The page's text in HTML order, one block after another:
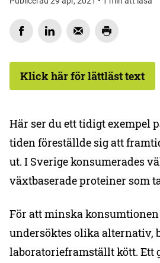
Klick här för lättläst text
Här ser du ett tidigt exempel
tiden föreställde sig att
ut. I Sverige konsumerades
växtbaserade proteiner som
För att minska
undersöktes olika alternativ,
laboratorieframställt kött. Ett